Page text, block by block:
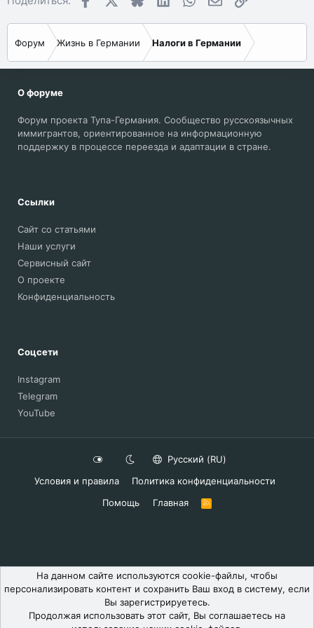
не удалось(
Форум Жизнь в Германии Налоги в Германии
О форуме
Форум проекта Тупа-Германия. Сообщество русскоязычных
иммигрантов, ориентированное на информационную
поддержку в процессе переезда и адаптации в стране.
Ссылки
Сайт со статьями
Наши услуги
Сервисный сайт
О проекте
Конфиденциальность
Соцсети
Instagram
Telegram
YouTube
Русский (RU)
Условия и правила
Политика конфиденциальности
Помощь
Главная
R
На данном сайте используются cookie-файлы, чтобы
персонализировать контент и сохранить Ваш вход в систему, если
Вы зарегистрируетесь.
Продолжая использовать этот сайт, Вы соглашаетесь на